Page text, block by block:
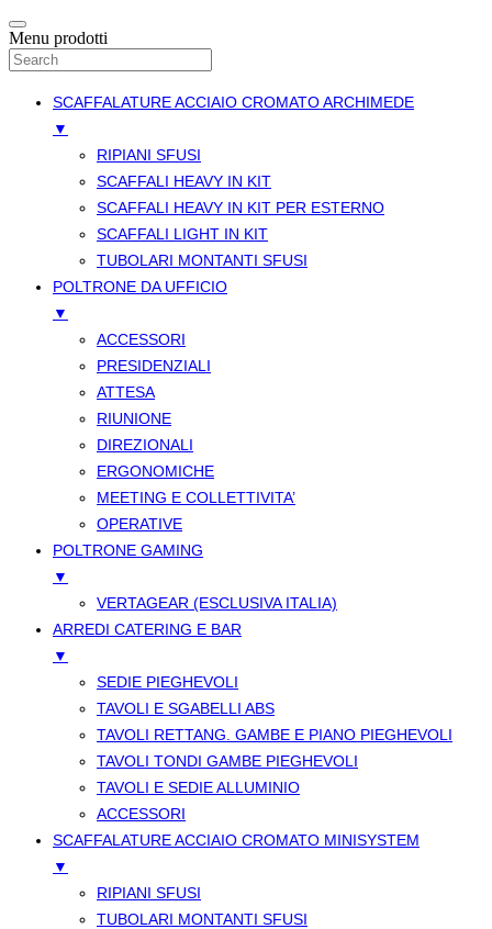
Menu prodotti
SCAFFALATURE ACCIAIO CROMATO ARCHIMEDE
▼
RIPIANI SFUSI
SCAFFALI HEAVY IN KIT
SCAFFALI HEAVY IN KIT PER ESTERNO
SCAFFALI LIGHT IN KIT
TUBOLARI MONTANTI SFUSI
POLTRONE DA UFFICIO
▼
ACCESSORI
PRESIDENZIALI
ATTESA
RIUNIONE
DIREZIONALI
ERGONOMICHE
MEETING E COLLETTIVITA’
OPERATIVE
POLTRONE GAMING
▼
VERTAGEAR (ESCLUSIVA ITALIA)
ARREDI CATERING E BAR
▼
SEDIE PIEGHEVOLI
TAVOLI E SGABELLI ABS
TAVOLI RETTANG. GAMBE E PIANO PIEGHEVOLI
TAVOLI TONDI GAMBE PIEGHEVOLI
TAVOLI E SEDIE ALLUMINIO
ACCESSORI
SCAFFALATURE ACCIAIO CROMATO MINISYSTEM
▼
RIPIANI SFUSI
TUBOLARI MONTANTI SFUSI